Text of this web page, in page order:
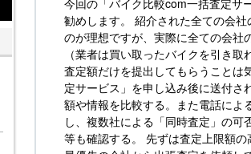
勧めします。 紹介された全ての会
のが理想ですが、実際に全ての会社
（業者は買い取ったバイクを引き
査定額だけを提出してもらうことは
定サービス」を申し込み後に送付
額や情報を比較する。また電話によ
し、複数社による「同時査定」の
等も確認する。 先ずは査定上限額